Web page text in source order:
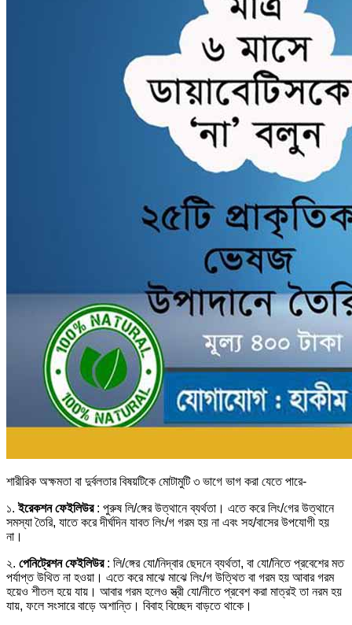
শারীরিক অক্ষমতা বা দুর্বলতার বিষয়টিকে মোটামুটি ৩ ভাগে ভাগ করা যেতে পারে-
১.ইরেকশন ফেইলিউর: পুরুষ লি/ঙ্গের উত্থানে ব্যর্থতা। এতে করে লিং/গের উত্থানে
সমস্যা তৈরি, যাতে করে দীর্ঘদিন যাবত লিং/গ গরম হয় না এবং সহ/বাসের উপযোগী হয়
না।
২. পেনিট্রেশন ফেইলিউর: লি/ঙ্গের যো/নিদ্বার ছেদনে ব্যর্থতা, বা যো/নিতে প্রবেশের মত
পর্যাপ্ত উথিত না হওয়া। এতে করে মাঝে মাঝে লিং/গ উত্থিত বা গরম হয় আবার গরম
হয়েও শীতল হয়ে যায়। আবার গরম হলেও স্ত্রী যো/নীতে প্রবেশ করা মাত্রই তা নরম হয়
যায়, ফলে সংসারে বাড়ে অশান্তি। বিবাহ বিচ্ছেদ বাড়তে থাকে।